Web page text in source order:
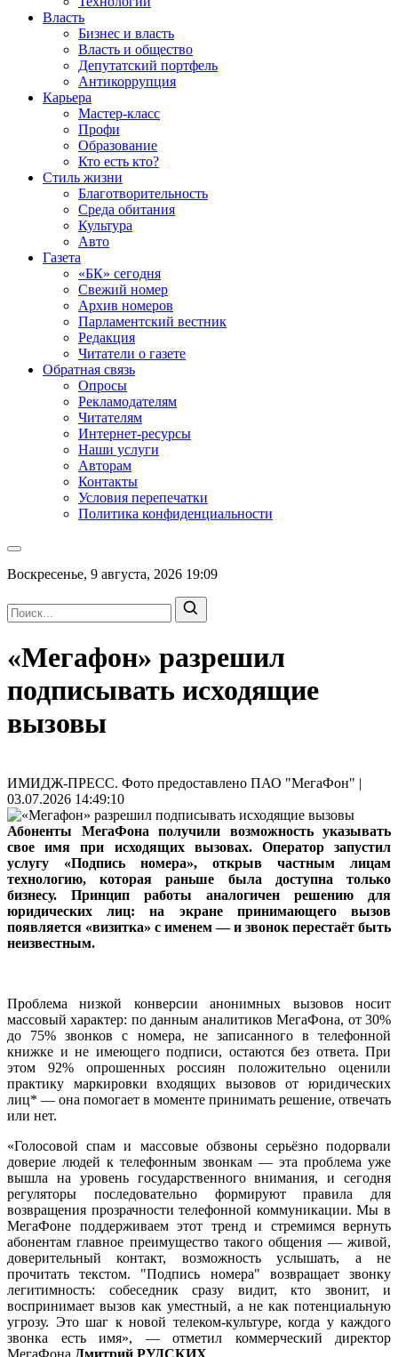
Власть
Бизнес и власть
Власть и общество
Депутатский портфель
Антикоррупция
Карьера
Мастер-класс
Профи
Образование
Кто есть кто?
Стиль жизни
Благотворительность
Среда обитания
Культура
Авто
Газета
«БК» сегодня
Свежий номер
Архив номеров
Парламентский вестник
Редакция
Читатели о газете
Обратная связь
Опросы
Рекламодателям
Читателям
Интернет-ресурсы
Наши услуги
Авторам
Контакты
Условия перепечатки
Политика конфиденциальности
Воскресенье, 9 августа, 2026 19:09
«Мегафон» разрешил
подписывать исходящие
вызовы
ИМИДЖ-ПРЕСС. Фото предоставлено ПАО "МегаФон" |
03.07.2026 14:49:10
Абоненты МегаФона получили возможность указывать
свое имя при исходящих вызовах. Оператор запустил
услугу «Подпись номера», открыв частным лицам
технологию, которая раньше была доступна только
бизнесу. Принцип работы аналогичен решению для
юридических лиц: на экране принимающего вызов
появляется «визитка» с именем — и звонок перестаёт быть
неизвестным.
Проблема низкой конверсии анонимных вызовов носит
массовый характер: по данным аналитиков МегаФона, от 30%
до 75% звонков с номера, не записанного в телефонной
книжке и не имеющего подписи, остаются без ответа. При
этом 92% опрошенных россиян положительно оценили
практику маркировки входящих вызовов от юридических
лиц* — она помогает в моменте принимать решение, отвечать
или нет.
«Голосовой спам и массовые обзвоны серьёзно подорвали
доверие людей к телефонным звонкам — эта проблема уже
вышла на уровень государственного внимания, и сегодня
регуляторы последовательно формируют правила для
возвращения прозрачности телефонной коммуникации. Мы в
МегаФоне поддерживаем этот тренд и стремимся вернуть
абонентам главное преимущество такого общения — живой,
доверительный контакт, возможность услышать, а не
прочитать текстом. "Подпись номера" возвращает звонку
легитимность: собеседник сразу видит, кто звонит, и
воспринимает вызов как уместный, а не как потенциальную
угрозу. Это шаг к новой телеком-культуре, когда у каждого
звонка есть имя», — отметил коммерческий директор
МегаФона Дмитрий РУДСКИХ